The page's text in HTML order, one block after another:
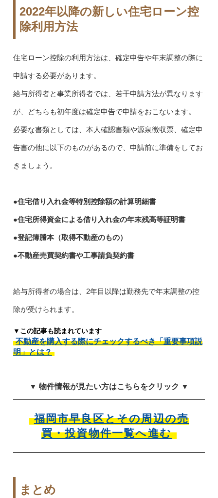
2022年以降の新しい住宅ローン控
除利用方法
住宅ローン控除の利用方法は、確定申告や年末調整の際に
申請する必要があります。
給与所得者と事業所得者では、若干申請方法が異なります
が、どちらも初年度は確定申告で申請をおこないます。
必要な書類としては、本人確認書類や源泉徴収票、確定申
告書の他に以下のものがあるので、申請前に準備をしてお
きましょう。
●住宅借り入れ金等特別控除額の計算明細書
●住宅所得資金による借り入れ金の年末残高等証明書
●登記簿謄本（取得不動産のもの）
●不動産売買契約書や工事請負契約書
給与所得者の場合は、2年目以降は勤務先で年末調整の控
除が受けられます。
▼この記事も読まれています
不動産を購入する際にチェックするべき「重要事項説
明」とは？
▼ 物件情報が見たい方はこちらをクリック ▼
福岡市早良区とその周辺の売
買・投資物件一覧へ進む
まとめ